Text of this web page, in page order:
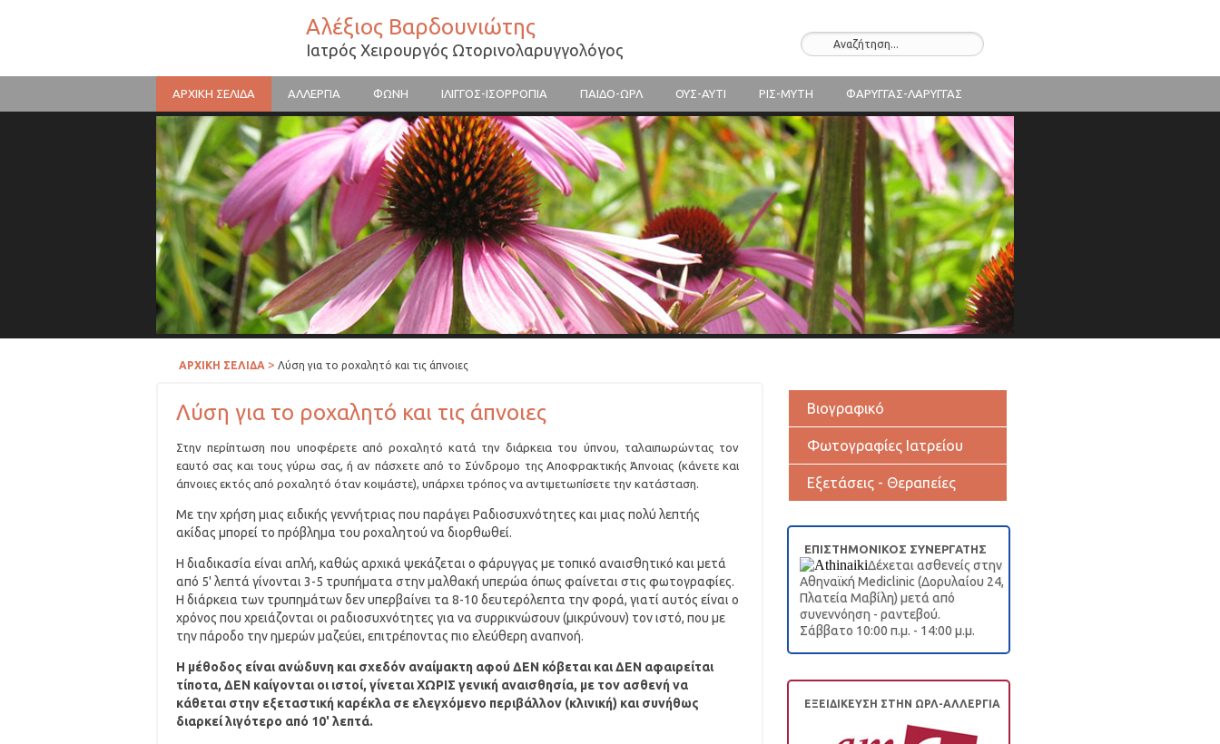
Αλέξιος Βαρδουνιώτης
Ιατρός Χειρουργός Ωτορινολαρυγγολόγος
ΑΡΧΙΚΗ ΣΕΛΙΔΑ ΑΛΛΕΡΓΙΑ ΦΩΝΗ ΙΛΙΓΓΟΣ-ΙΣΟΡΡΟΠΙΑ ΠΑΙΔΟ-ΩΡΛ ΟΥΣ-ΑΥΤΙ ΡΙΣ-ΜΥΤΗ ΦΑΡΥΓΓΑΣ-ΛΑΡΥΓΓΑΣ
ΑΡΧΙΚΗ ΣΕΛΙΔΑ > Λύση για το ροχαλητό και τις άπνοιες
Λύση για το ροχαλητό και τις άπνοιες
Στην περίπτωση που υποφέρετε από ροχαλητό κατά την διάρκεια του ύπνου, ταλαιπωρώντας τον
εαυτό σας και τους γύρω σας, ή αν πάσχετε από το Σύνδρομο της Αποφρακτικής Άπνοιας (κάνετε και
άπνοιες εκτός από ροχαλητό όταν κοιμάστε), υπάρχει τρόπος να αντιμετωπίσετε την κατάσταση.
Με την χρήση μιας ειδικής γεννήτριας που παράγει Ραδιοσυχνότητες και μιας πολύ λεπτής
ακίδας μπορεί το πρόβλημα του ροχαλητού να διορθωθεί.
Η διαδικασία είναι απλή, καθώς αρχικά ψεκάζεται ο φάρυγγας με τοπικό αναισθητικό και μετά
από 5' λεπτά γίνονται 3-5 τρυπήματα στην μαλθακή υπερώα όπως φαίνεται στις φωτογραφίες.
Η διάρκεια των τρυπημάτων δεν υπερβαίνει τα 8-10 δευτερόλεπτα την φορά, γιατί αυτός είναι ο
χρόνος που χρειάζονται οι ραδιοσυχνότητες για να συρρικνώσουν (μικρύνουν) τον ιστό, που με
την πάροδο την ημερών μαζεύει, επιτρέποντας πιο ελεύθερη αναπνοή.
Η μέθοδος είναι ανώδυνη και σχεδόν αναίμακτη αφού ΔΕΝ κόβεται και ΔΕΝ αφαιρείται
τίποτα, ΔΕΝ καίγονται οι ιστοί, γίνεται ΧΩΡΙΣ γενική αναισθησία, με τον ασθενή να
κάθεται στην εξεταστική καρέκλα σε ελεγχόμενο περιβάλλον (κλινική) και συνήθως
διαρκεί λιγότερο από 10' λεπτά.
Βιογραφικό
Φωτογραφίες Ιατρείου
Εξετάσεις - Θεραπείες
ΕΠΙΣΤΗΜΟΝΙΚΟΣ ΣΥΝΕΡΓΑΤΗΣ
Δέχεται ασθενείς στην
Αθηναϊκή Mediclinic (Δορυλαίου 24,
Πλατεία Μαβίλη) μετά από
συνεννόηση - ραντεβού.
Σάββατο 10:00 π.μ. - 14:00 μ.μ.
ΕΞΕΙΔΙΚΕΥΣΗ ΣΤΗΝ ΩΡΛ-ΑΛΛΕΡΓΙΑ